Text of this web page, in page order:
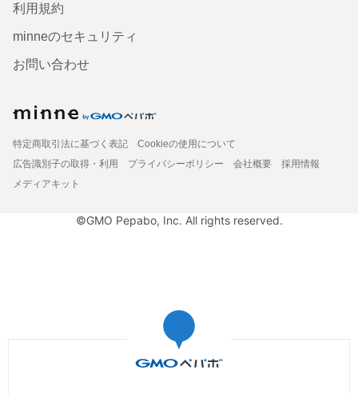
利用規約
minneのセキュリティ
お問い合わせ
特定商取引法に基づく表記
Cookieの使用について
広告識別子の取得・利用
プライバシーポリシー 会社概要
採用情報
メディアキット
©GMO Pepabo, Inc. All rights reserved.